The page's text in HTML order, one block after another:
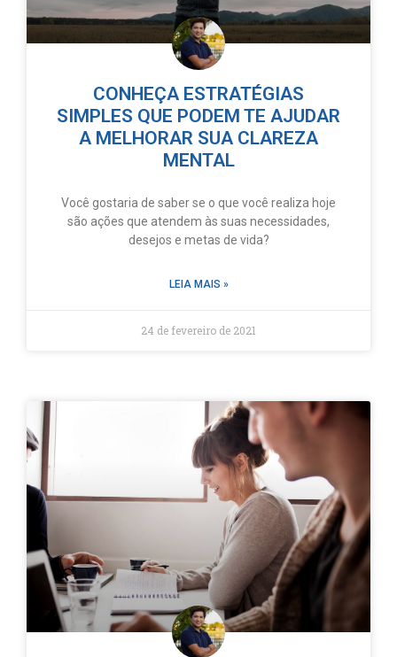
CONHEÇA ESTRATÉGIAS
SIMPLES QUE PODEM TE AJUDAR
A MELHORAR SUA CLAREZA
MENTAL
Você gostaria de saber se o que você realiza hoje
são ações que atendem às suas necessidades,
desejos e metas de vida?
LEIA MAIS »
24 de fevereiro de 2021